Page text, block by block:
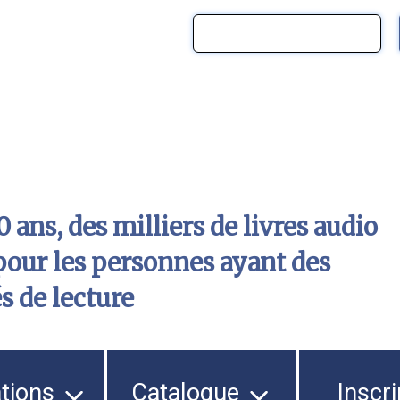
ans, des milliers de livres audio
les personnes ayant des
de lecture
Catalogue